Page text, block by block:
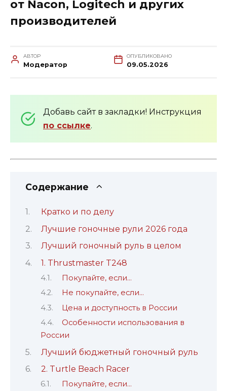
от Nacon, Logitech и других
производителей
АВТОР
Модератор
ОПУБЛИКОВАНО
09.05.2026
Добавь сайт в закладки! Инструкция
по ссылке.
Содержание
Кратко и по делу
Лучшие гоночные рули 2026 года
Лучший гоночный руль в целом
1. Thrustmaster T248
Покупайте, если…
Не покупайте, если…
Цена и доступность в России
Особенности использования в
России
Лучший бюджетный гоночный руль
2. Turtle Beach Racer
Покупайте, если…